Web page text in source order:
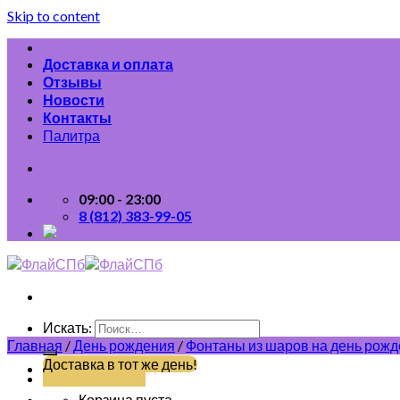
Skip to content
Доставка и оплата
Отзывы
Новости
Контакты
Палитра
09:00 - 23:00
8 (812) 383-99-05
Искать:
(812) 383-99-05
Доставка в тот же день!
Главная /День рождения / Фонтаны из шаров на день